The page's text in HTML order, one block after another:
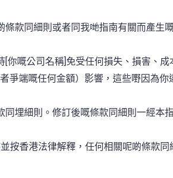
款同細則或者同我哋指南有關而產生
你嘅公司名稱]免受任何損失、損害、
爭端嘅任何金額）影響，這些嘢因為你
埋細則。修訂後嘅條款同細則一經本
按香港法律解釋，任何相關呢啲條款